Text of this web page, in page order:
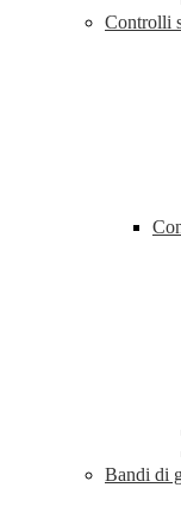
Controlli
Bandi di